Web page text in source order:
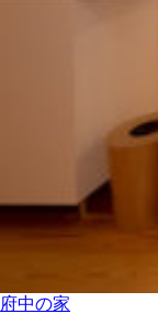
府中の家